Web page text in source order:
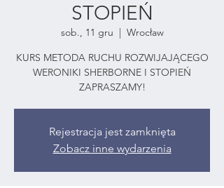
STOPIEŃ
sob., 11 gru
  |
Wrocław
KURS METODA RUCHU ROZWIJAJĄCEGO
WERONIKI SHERBORNE I STOPIEŃ
ZAPRASZAMY!
Rejestracja jest zamknięta
Zobacz inne wydarzenia